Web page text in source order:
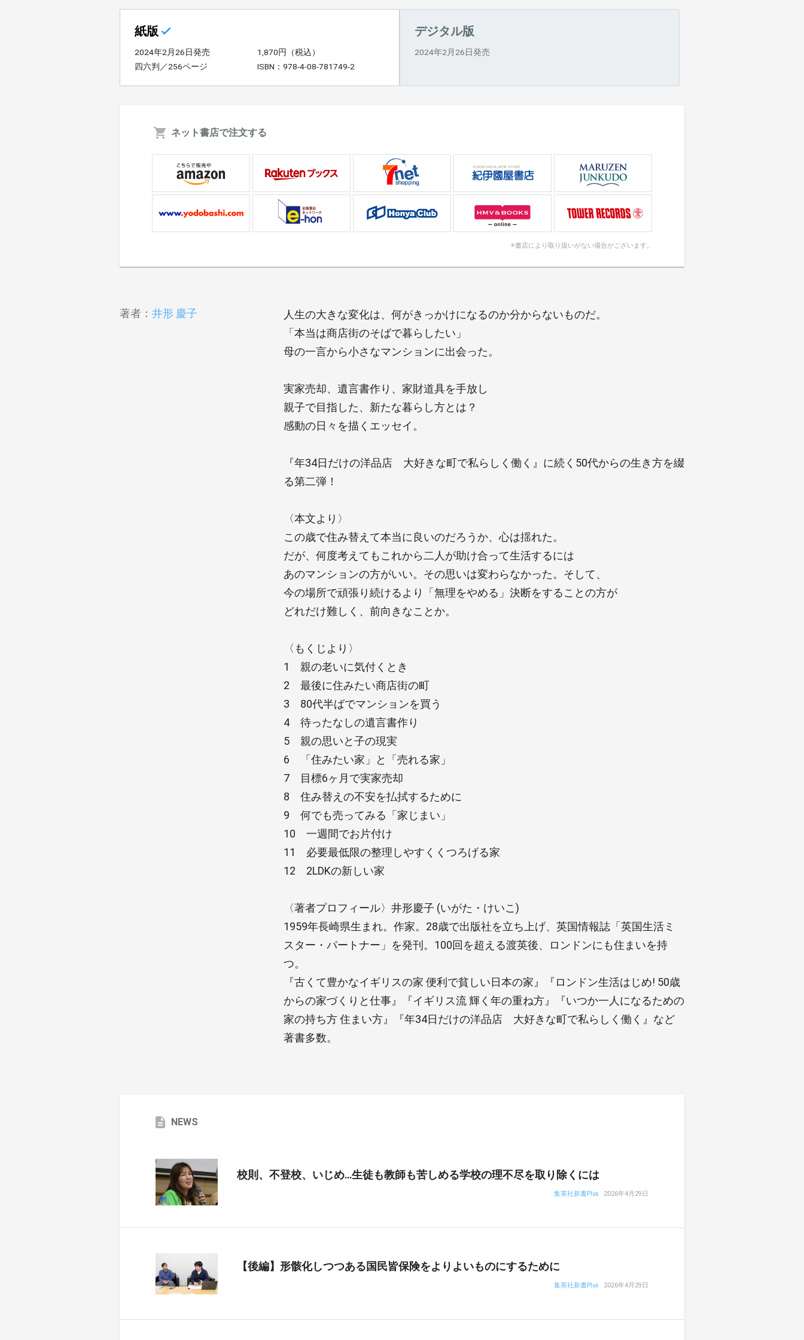
紙版
2024年2月26日発売
1,870円（税込）
四六判／256ページ
ISBN：978-4-08-781749-2
デジタル版
2024年2月26日発売
ネット書店で注文する
※書店により取り扱いがない場合がございます。
著者： 井形 慶子
人生の大きな変化は、何がきっかけになるのか分からないものだ。
「本当は商店街のそばで暮らしたい」
母の一言から小さなマンションに出会った。
実家売却、遺言書作り、家財道具を手放し
親子で目指した、新たな暮らし方とは？
感動の日々を描くエッセイ。
『年34日だけの洋品店 大好きな町で私らしく働く』に続く50代からの生き方を綴
る第二弾！
〈本文より〉
この歳で住み替えて本当に良いのだろうか、心は揺れた。
だが、何度考えてもこれから二人が助け合って生活するには
あのマンションの方がいい。その思いは変わらなかった。そして、
今の場所で頑張り続けるより「無理をやめる」決断をすることの方が
どれだけ難しく、前向きなことか。
〈もくじより〉
1 親の老いに気付くとき
2 最後に住みたい商店街の町
3 80代半ばでマンションを買う
4 待ったなしの遺言書作り
5 親の思いと子の現実
6 「住みたい家」と「売れる家」
7 目標6ヶ月で実家売却
8 住み替えの不安を払拭するために
9 何でも売ってみる「家じまい」
10 一週間でお片付け
11 必要最低限の整理しやすくくつろげる家
12 2LDKの新しい家
〈著者プロフィール〉井形慶子 (いがた・けいこ)
1959年長崎県生まれ。作家。28歳で出版社を立ち上げ、英国情報誌「英国生活ミ
スター・パートナー」を発刊。100回を超える渡英後、ロンドンにも住まいを持
つ。
『古くて豊かなイギリスの家 便利で貧しい日本の家』『ロンドン生活はじめ! 50歳
からの家づくりと仕事』『イギリス流 輝く年の重ね方』『いつか一人になるための
家の持ち方 住まい方』『年34日だけの洋品店 大好きな町で私らしく働く』など
著書多数。
NEWS
校則、不登校、いじめ…生徒も教師も苦しめる学校の理不尽を取り除くには
集英社新書Plus 2026年4月29日
【後編】形骸化しつつある国民皆保険をよりよいものにするために
集英社新書Plus 2026年4月29日